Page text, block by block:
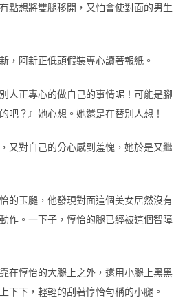
點想將雙腿移開，又怕會使對面的男生
，阿新正低頭假裝專心讀著報紙。
人正專心的做自己的事情呢！可能是腳
吧？』她心想。她還是在替別人想！
又對自己的分心感到羞愧，她於是又繼
的玉腿，他發現對面這個美女居然沒有
作。一下子，惇怡的腿已經被這個智障
在惇怡的大腿上之外，還用小腿上黑黑
下下，輕輕的刮著惇怡勻稱的小腿。